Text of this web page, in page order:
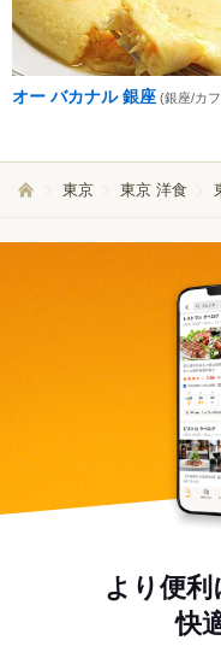
オー バカナル 銀座 (銀座/カ
東京 東京 洋食
より便
快